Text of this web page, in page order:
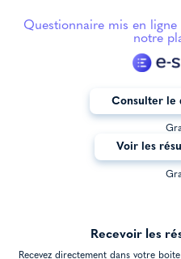
Questionnaire mis en
notre
Consulter le
Voir les
Recevoir les
Recevez directement dans votre